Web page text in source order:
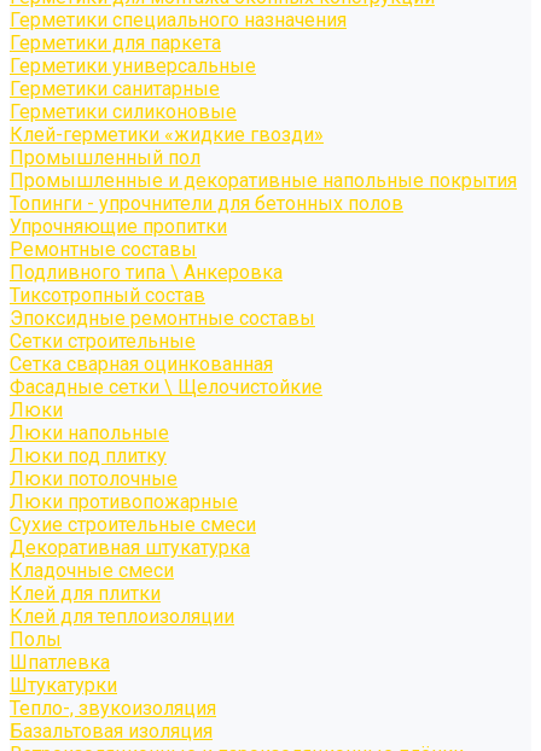
Герметики специального назначения
Герметики для паркета
Герметики универсальные
Герметики санитарные
Герметики силиконовые
Клей-герметики «жидкие гвозди»
Промышленный пол
Промышленные и декоративные напольные покрытия
Топинги - упрочнители для бетонных полов
Упрочняющие пропитки
Ремонтные составы
Подливного типа \ Анкеровка
Тиксотропный состав
Эпоксидные ремонтные составы
Сетки строительные
Сетка сварная оцинкованная
Фасадные сетки \ Щелочистойкие
Люки
Люки напольные
Люки под плитку
Люки потолочные
Люки противопожарные
Сухие строительные смеси
Декоративная штукатурка
Кладочные смеси
Клей для плитки
Клей для теплоизоляции
Полы
Шпатлевка
Штукатурки
Тепло-, звукоизоляция
Базальтовая изоляция